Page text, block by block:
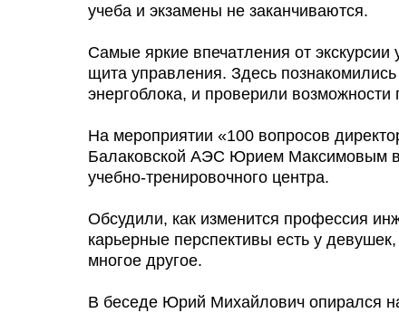
учеба и экзамены не заканчиваются.
Самые яркие впечатления от
щита управления. Здесь
энергоблока, и проверили
На мероприятии «100 вопросов
Балаковской АЭС Юрием Максимовым
учебно-тренировочного центра.
Обсудили, как изменится профессия
карьерные перспективы есть у
многое другое.
В беседе Юрий Михайлович опирался